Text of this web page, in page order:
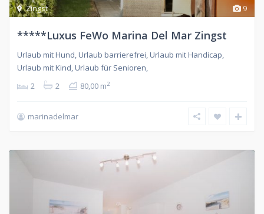
9
Zingst
*****Luxus FeWo Marina Del Mar Zingst
Urlaub mit Hund, Urlaub barrierefrei, Urlaub mit Handicap,
Urlaub mit Kind, Urlaub für Senioren,
2
2 80,00 m2
marinadelmar